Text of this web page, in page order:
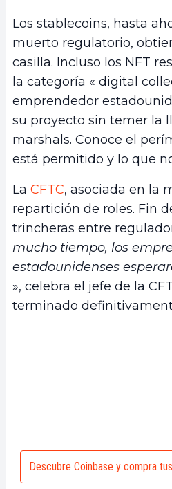
Los stablecoins, hasta
muerto regulatorio,
casilla. Incluso los NFT
la categoría « digital
emprendedor
su proyecto sin temer la
marshals. Conoce el
está permitido y lo que
La CFTC, asociada en la
repartición de roles. Fin
trincheras entre
mucho tiempo, los
estadounidenses
», celebra el jefe de la
terminado
Descubre Coinbase y compra